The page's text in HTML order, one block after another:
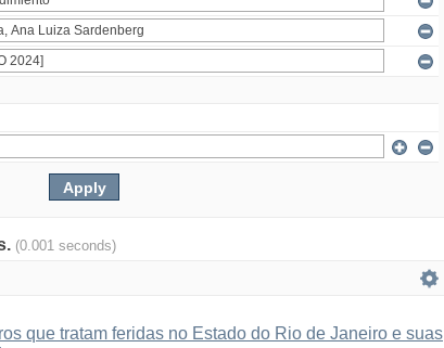
(0.001 seconds)
que tratam feridas no Estado do Rio de Janeiro e suas